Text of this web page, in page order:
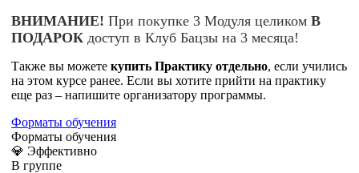
ВНИМАНИЕ! При покупке 3 Модуля целиком В
ПОДАРОК доступ в Клуб Бацзы на 3 месяца!
Также вы можете купить Практику отдельно, если учились
на этом курсе ранее. Если вы хотите прийти на практику
еще раз – напишите организатору программы.
Форматы обучения
Форматы обучения
💎 Эффективно
В группе